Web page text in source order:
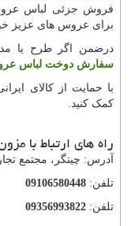
فروش جزئی لباس
برای عروس های عزیز
درضمن اگر طرح یا
سفارش دوخت لباس
با حمایت از کالای
کمک کنید.
راه های ارتباط با
آدرس: چیتگر، مجتمع تجاری
تلفن: 09106580448
تلفن: 09356993822